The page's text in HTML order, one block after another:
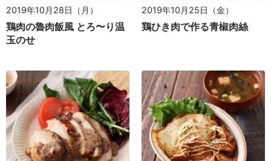
2019年10月28日（月）
鶏肉の魯肉飯風 とろ〜り温
玉のせ
2019年10月25日（金）
鶏ひき肉で作る青椒肉絲